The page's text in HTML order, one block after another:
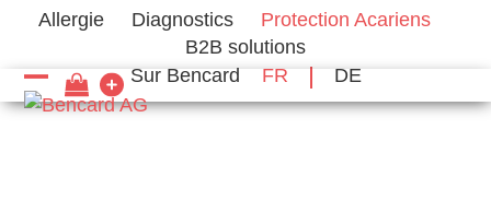
content
Allergie Diagnostics
Protection Acariens
B2B solutions
Sur Bencard
FR DE
Open
Close